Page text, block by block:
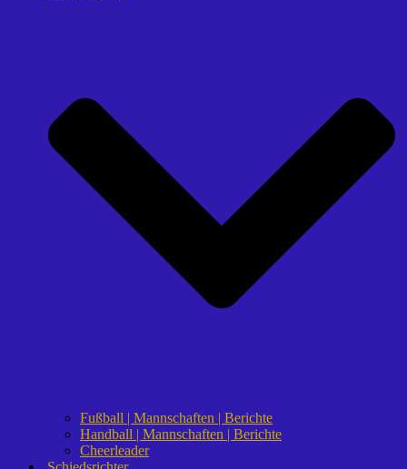
Fußball | Mannschaften | Berichte
Handball | Mannschaften | Berichte
Cheerleader